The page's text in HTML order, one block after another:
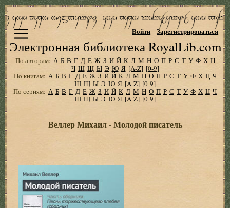
Электронная библиотека RoyalLib.com
Войти Зарегистрироваться
По авторам: А Б В Г Д Е Ж З И Й К Л М Н О П Р С Т У Ф Х Ц
Ч Ш Щ Ы Э Ю Я [A-Z] [0-9]
По книгам: А Б В Г Д Е Ж З И Й К Л М Н О П Р С Т У Ф Х Ц Ч
Ш Щ Ы Э Ю Я [A-Z] [0-9]
По сериям: А Б В Г Д Е Ж З И Й К Л М Н О П Р С Т У Ф Х Ц Ч
Ш Щ Ы Э Ю Я [A-Z] [0-9]
Веллер Михаил - Молодой писатель